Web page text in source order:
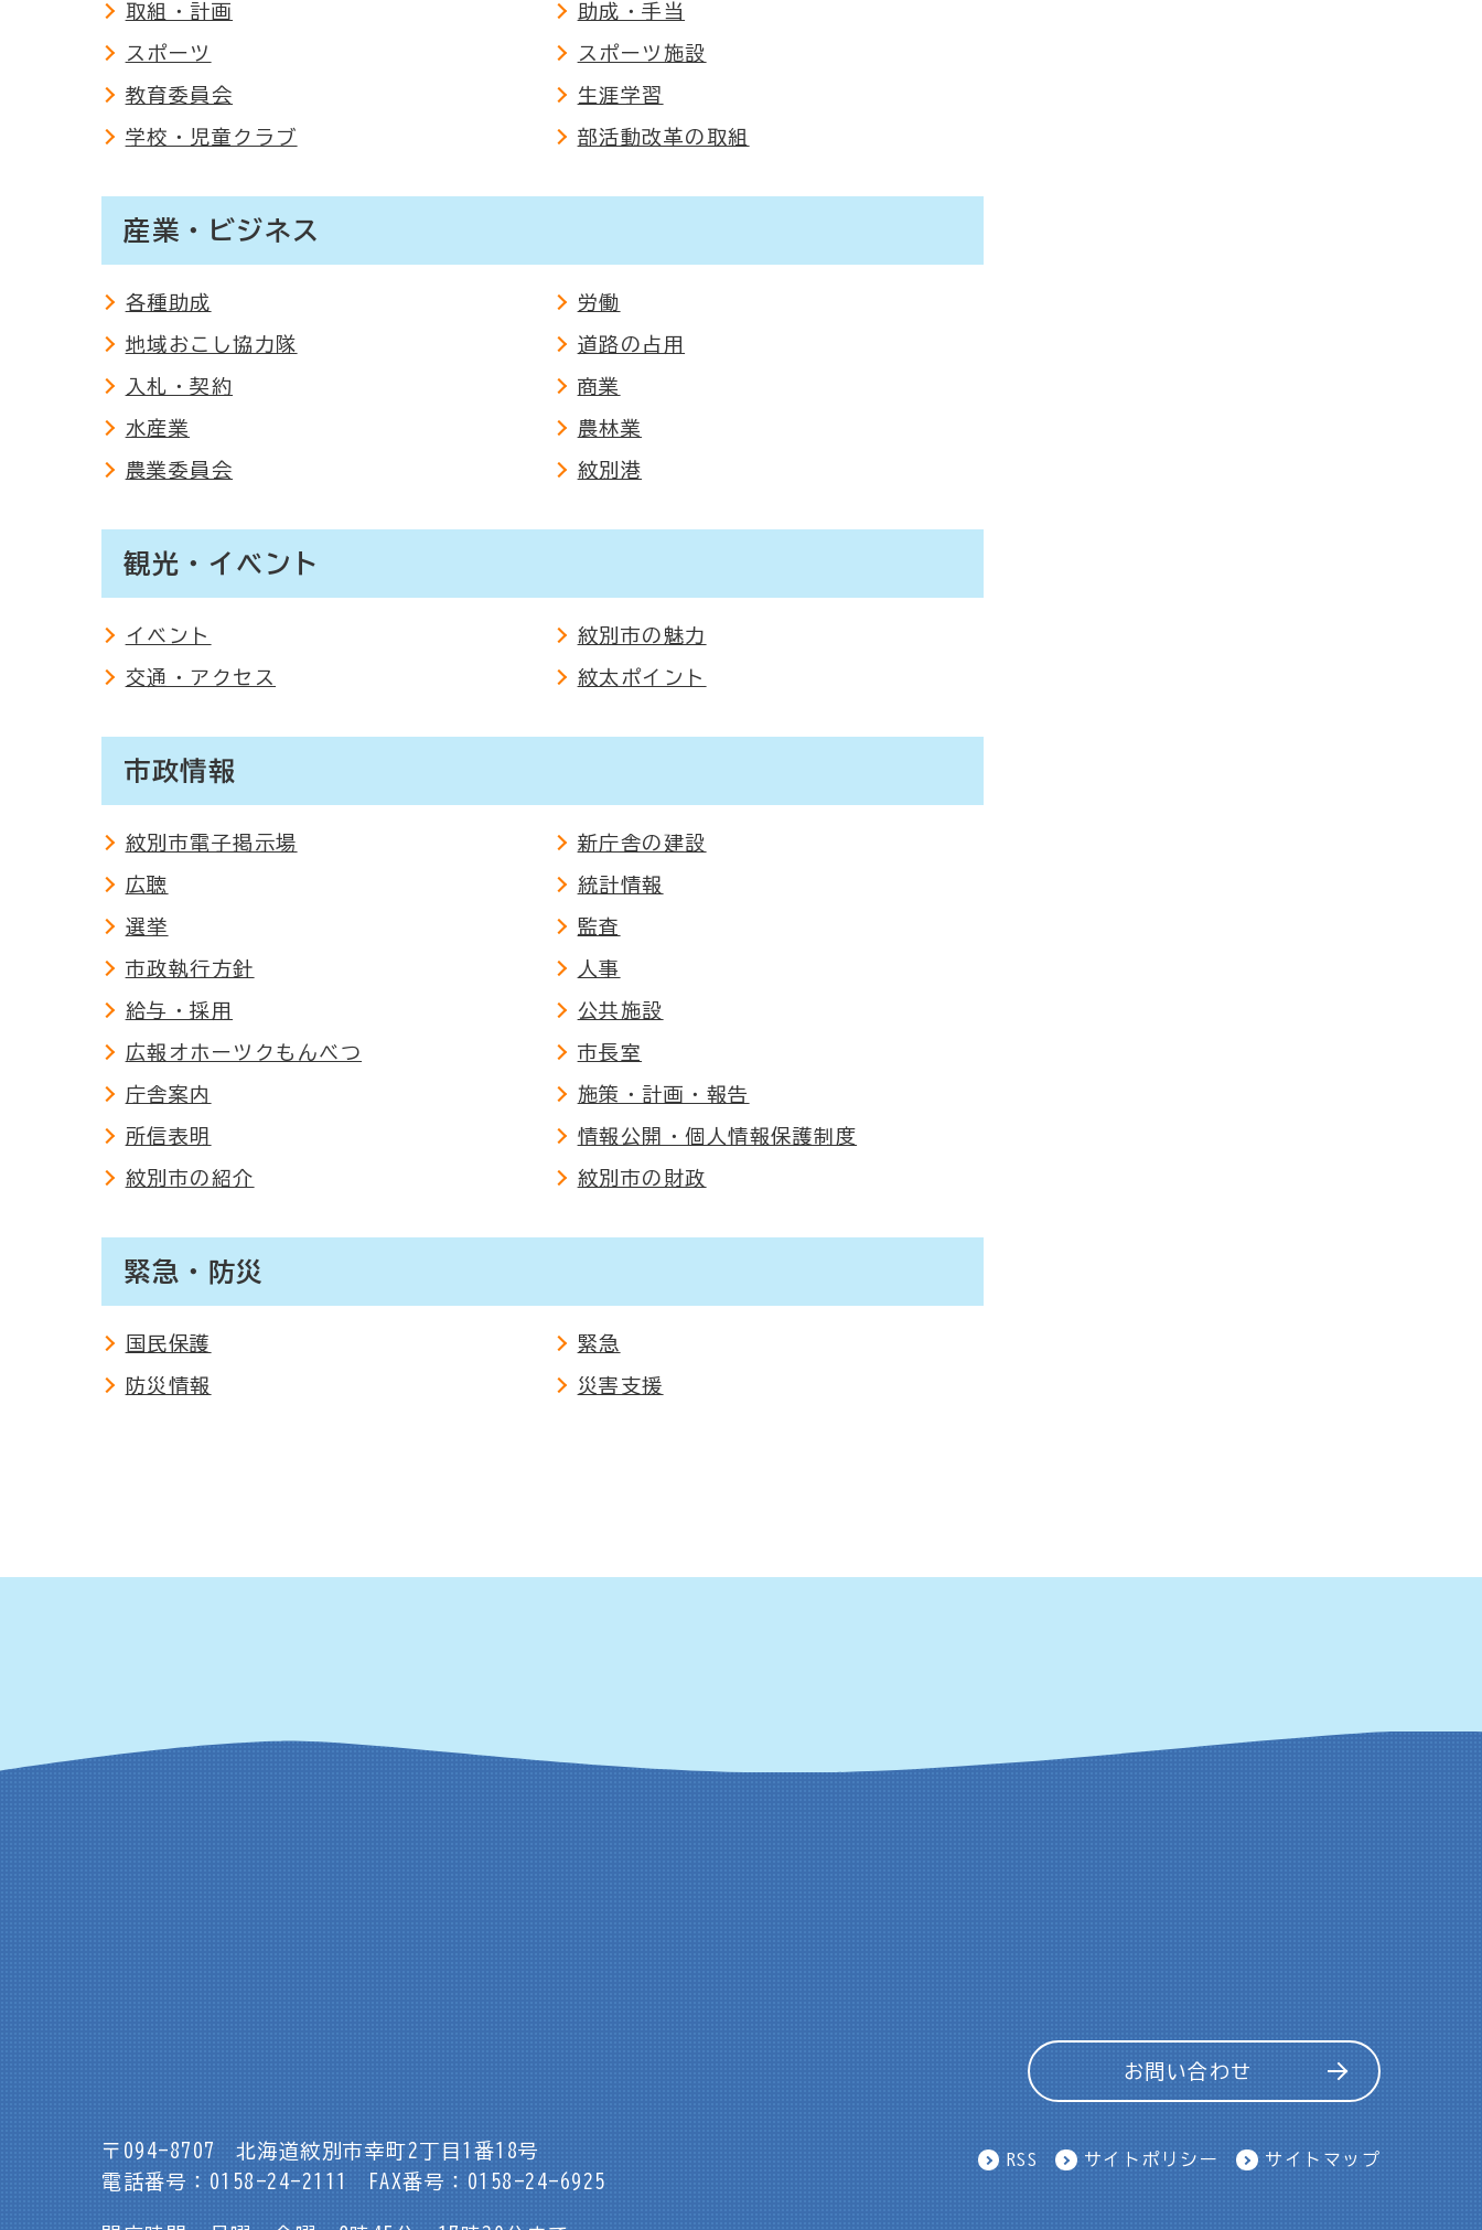
取組・計画 助成・手当
スポーツ スポーツ施設
教育委員会 生涯学習
学校・児童クラブ 部活動改革の取組
産業・ビジネス
各種助成 労働
地域おこし協力隊 道路の占用
入札・契約 商業
水産業 農林業
農業委員会 紋別港
観光・イベント
イベント 紋別市の魅力
交通・アクセス 紋太ポイント
市政情報
紋別市電子掲示場 新庁舎の建設
広聴 統計情報
選挙 監査
市政執行方針 人事
給与・採用 公共施設
広報オホーツクもんべつ 市長室
庁舎案内 施策・計画・報告
所信表明 情報公開・個人情報保護制度
紋別市の紹介 紋別市の財政
緊急・防災
国民保護 緊急
防災情報 災害支援
〒094-8707
北海道紋別市幸町2丁目1番18号
電話番号：0158-24-2111
FAX番号：0158-24-6925
お問い合わせ
RSS サイトポリシー サイトマップ